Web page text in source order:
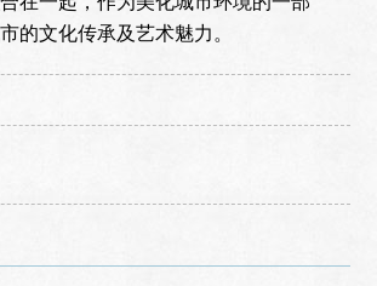
的文化传承及艺术魅力。